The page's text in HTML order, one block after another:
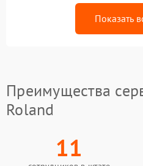
Показать
Преимущества
Roland
11